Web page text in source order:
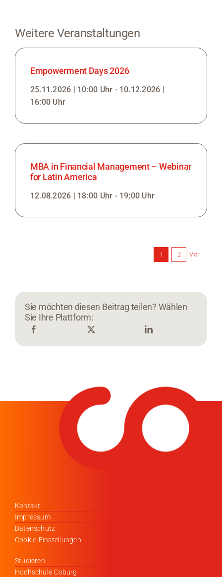
Weitere Veranstaltungen
Empowerment Days 2026
25.11.2026 | 10:00 Uhr - 10.12.2026 |
16:00 Uhr
MBA in Financial Management – Webinar
for Latin America
12.08.2026 | 18:00 Uhr - 19:00 Uhr
1 2 Vor
Sie möchten diesen Beitrag teilen? Wählen
Sie Ihre Plattform:
Kontakt
Impressum
Datenschutz
Cookie-Einstellungen
Studieren
Hochschule Coburg